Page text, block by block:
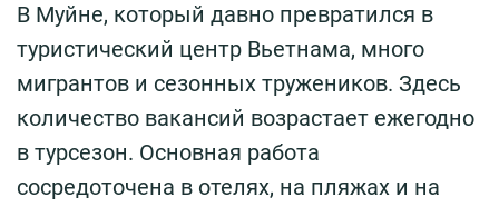
В Муйне, который давно превратился в
туристический центр Вьетнама, много
мигрантов и сезонных тружеников. Здесь
количество вакансий возрастает ежегодно
в турсезон. Основная работа
сосредоточена в отелях, на пляжах и на